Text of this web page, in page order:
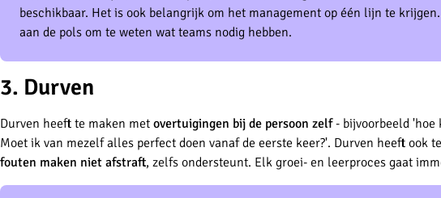
beschikbaar. Het is ook belangrijk om het management op één lijn te
aan de pols om te weten wat teams nodig hebben.
3. Durven
Durven heeft te maken met overtuigingen bij de persoon zelf- bijvoorbeeld 'hoe
Moet ik van mezelf alles perfect doen vanaf de eerste keer?'. Durven heeft ook
fouten maken niet afstraft, zelfs ondersteunt. Elk groei- en leerproces gaat